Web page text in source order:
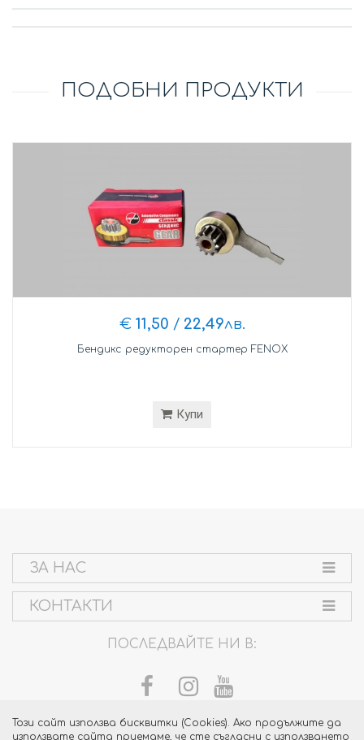
Този сайт използва бисквитки (Cookies). Ако продължите да
използвате сайта приемаме, че сте съгласни с използването
ПОДОБНИ ПРОДУКТИ
€ 11,50 / 22,49лв.
Бендикс редукторен стартер FENOX
Купи
ЗА НАС
КОНТАКТИ
ПОСЛЕДВАЙТЕ НИ В: